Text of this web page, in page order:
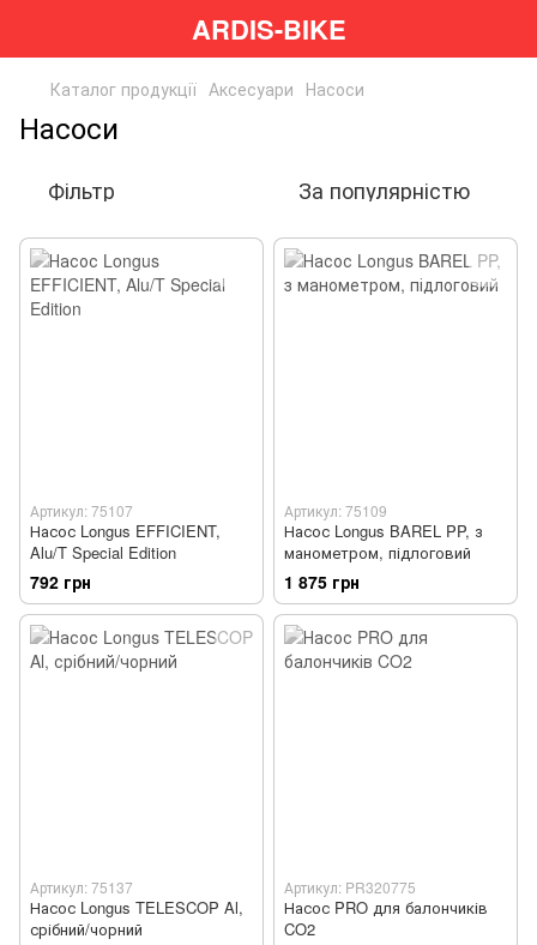
ARDIS-BIKE
Каталог продукції Аксесуари Насоси
Насоси
Фільтр За популярністю
Артикул: 75107
Насос Longus EFFICIENT,
Alu/T Special Edition
792 грн
Артикул: 75109
Насос Longus BAREL PP, з
манометром, підлоговий
1 875 грн
Артикул: 75137
Насос Longus TELESCOP Al,
срібний/чорний
Артикул: PR320775
Насос PRO для балончиків
CO2